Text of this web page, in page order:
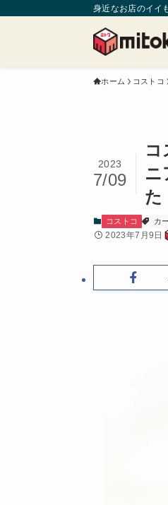
身近なお店のイイ
ホーム コストコ
ニ
た
2023
7/09
コストコ カ
2023年7月9日